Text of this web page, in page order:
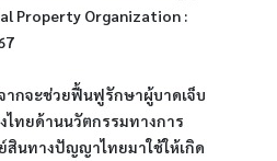
Property Organization :
ากจะช่วยฟื้นฟูรักษาผู้บาดเจ็บ
ทยด้านนวัตกรรมทางการ
นทางปัญญาไทยมาใช้ให้เกิด